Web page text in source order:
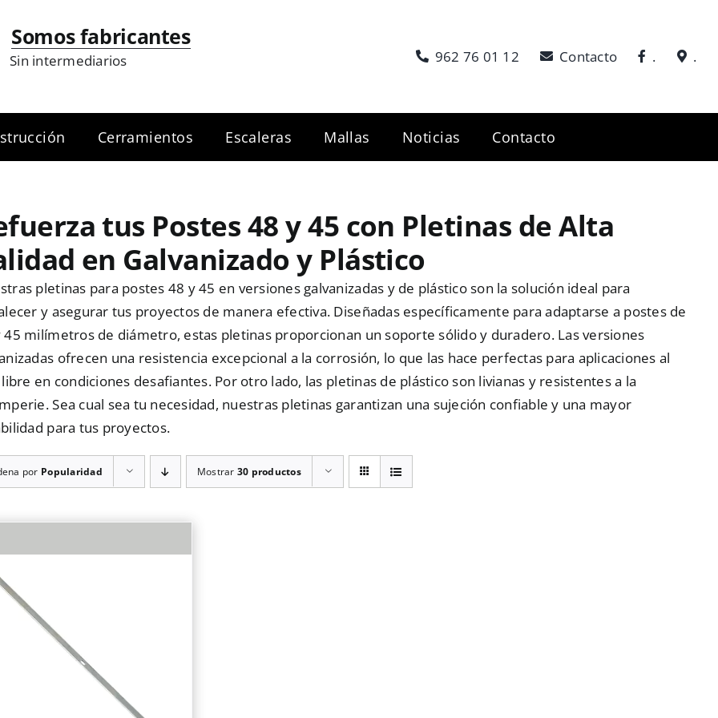
Somos fabricantes
Sin intermediarios 962 76 01 12 Contacto . .
Cerramientos Escaleras Mallas Noticias Contacto
tus Postes 48 y 45 con Pletinas de Alta
en Galvanizado y Plástico
pletinas para postes 48 y 45 en versiones galvanizadas y de plástico son la solución ideal para
y asegurar tus proyectos de manera efectiva. Diseñadas específicamente para adaptarse a postes de
45 milímetros de diámetro, estas pletinas proporcionan un soporte sólido y duradero. Las versiones
ofrecen una resistencia excepcional a la corrosión, lo que las hace perfectas para aplicaciones al
en condiciones desafiantes. Por otro lado, las pletinas de plástico son livianas y resistentes a la
Sea cual sea tu necesidad, nuestras pletinas garantizan una sujeción confiable y una mayor
para tus proyectos.
por Popularidad Mostrar 30 productos